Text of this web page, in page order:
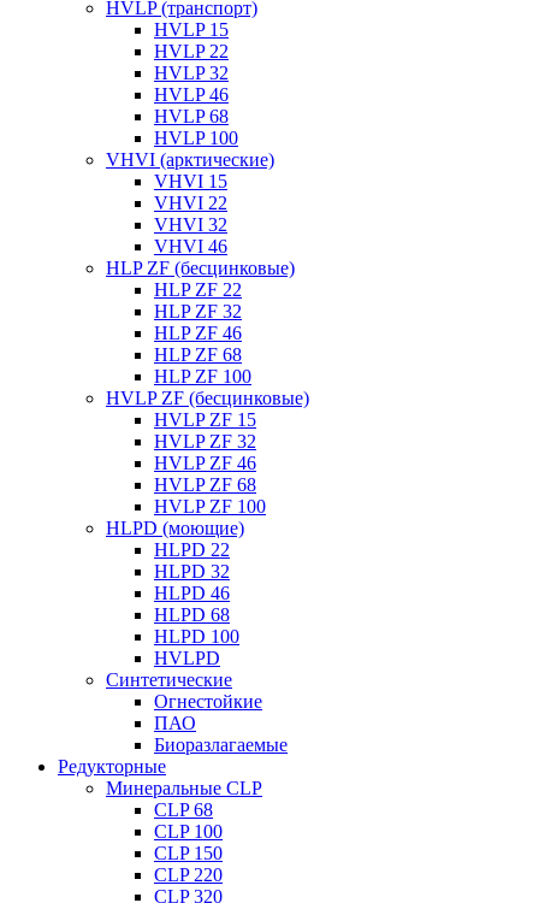
HVLP (транспорт)
HVLP 15
HVLP 22
HVLP 32
HVLP 46
HVLP 68
HVLP 100
VHVI (арктические)
VHVI 15
VHVI 22
VHVI 32
VHVI 46
HLP ZF (бесцинковые)
HLP ZF 22
HLP ZF 32
HLP ZF 46
HLP ZF 68
HLP ZF 100
HVLP ZF (бесцинковые)
HVLP ZF 15
HVLP ZF 32
HVLP ZF 46
HVLP ZF 68
HVLP ZF 100
HLPD (моющие)
HLPD 22
HLPD 32
HLPD 46
HLPD 68
HLPD 100
HVLPD
Синтетические
Огнестойкие
ПАО
Биоразлагаемые
Редукторные
Минеральные CLP
CLP 68
CLP 100
CLP 150
CLP 220
CLP 320